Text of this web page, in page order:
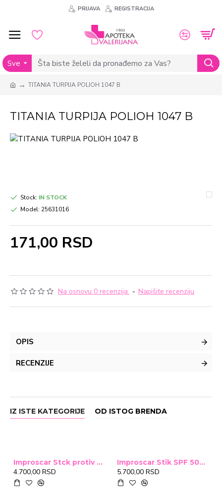
PRIJAVA REGISTRACIJA
Sve
TITANIA TURPIJA POLIOH 1047 B
TITANIA TURPIJA POLIOH 1047 B
Na osnovu 0 recenzija. - Napišite recenziju
171,00 RSD
Stock: IN STOCK
Model: 25631016
OPIS
RECENZIJE
IZ ISTE KATEGORIJE OD ISTOG BRENDA
Improscar Stck protiv ožiljaka 4,6g
4.700,00 RSD
Improscar Stik SPF 50+ Conceal 6,9g (tonirani)
5.700,00 RSD